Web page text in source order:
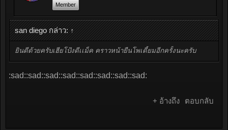
Member
san diego กล่าว: ↑
ยินดีด้วยครับเฮียโป้งดีเเม็ค คราวหน้ายืนโพเดี้ยมอีกครั้งนะครับ
:sad::sad::sad::sad::sad::sad::sad::sad:
+ อ้างถึง ตอบกลับ